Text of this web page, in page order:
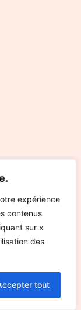
expérience
contenus
sur «
des
tout